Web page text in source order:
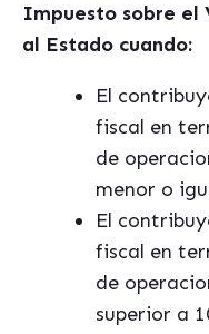
Impuesto sobre el
al Estado cuando:
El
fiscal en
de
menor o
El
fiscal en
de
superior a